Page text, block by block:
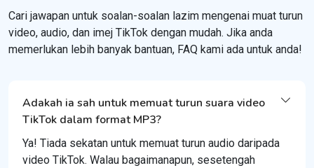
Cari jawapan untuk soalan-soalan lazim mengenai muat turun
video, audio, dan imej TikTok dengan mudah. Jika anda
memerlukan lebih banyak bantuan, FAQ kami ada untuk anda!
Adakah ia sah untuk memuat turun suara video
TikTok dalam format MP3?
Ya! Tiada sekatan untuk memuat turun audio daripada
video TikTok. Walau bagaimanapun, sesetengah